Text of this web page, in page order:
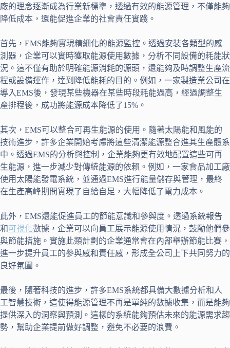
廠的理念逐漸成為行業新標準，透過有效的能源管理，不僅能夠
降低成本，還能促進企業的社會責任實踐。
首先，EMS能夠實現精細化的能源監控。透過安裝各類型的感
測器，企業可以實時獲取能源使用數據，分析不同設備的耗能狀
況。這不僅有助於明確能源消耗的源頭，還能夠及時調整生產流
程或設備運作，達到降低能耗的目的。例如，一家製造業公司在
導入EMS後，發現某些機器在某些時段耗能過高，經過調整生
產排程後，成功將能源成本降低了15%。
其次，EMS可以整合可再生能源的使用。隨著太陽能和風能的
技術進步，許多企業開始考慮將這些清潔能源整合進其生產體系
中。透過EMS的分析與控制，企業能夠更有效地配置這些可再
生能源，進一步減少對傳統能源的依賴。例如，一家食品加工廠
使用太陽能發電系統，並通過EMS進行能量儲存與管理，最終
在生產高峰期間實現了自給自足，大幅降低了電力成本。
此外，EMS還能促進員工的節能意識和參與度。透過系統報告
和可視化數據，企業可以向員工展示能源使用情況，鼓勵他們參
與節能措施。實施此類計劃的企業通常會在內部舉辦節能比賽，
進一步提升員工的參與感和責任感，形成全公司上下共同努力的
良好氛圍。
最後，隨著科技的進步，許多EMS系統都具備大數據分析和人
工智慧技術，這使得能源管理不再是單純的數據收集，而是能夠
提供深入的洞察與預測。這樣的系統能夠預估未來的能源需求趨
勢，幫助企業提前做好調整，避免不必要的浪費。